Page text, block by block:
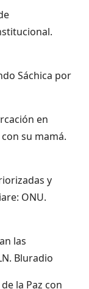
Sáchica por
en
su mamá.
y
ONU.
las
Bluradio
la Paz con